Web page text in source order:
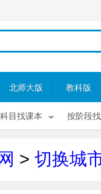
北师大版 教科版
目找课本 按阶段
> 切换城